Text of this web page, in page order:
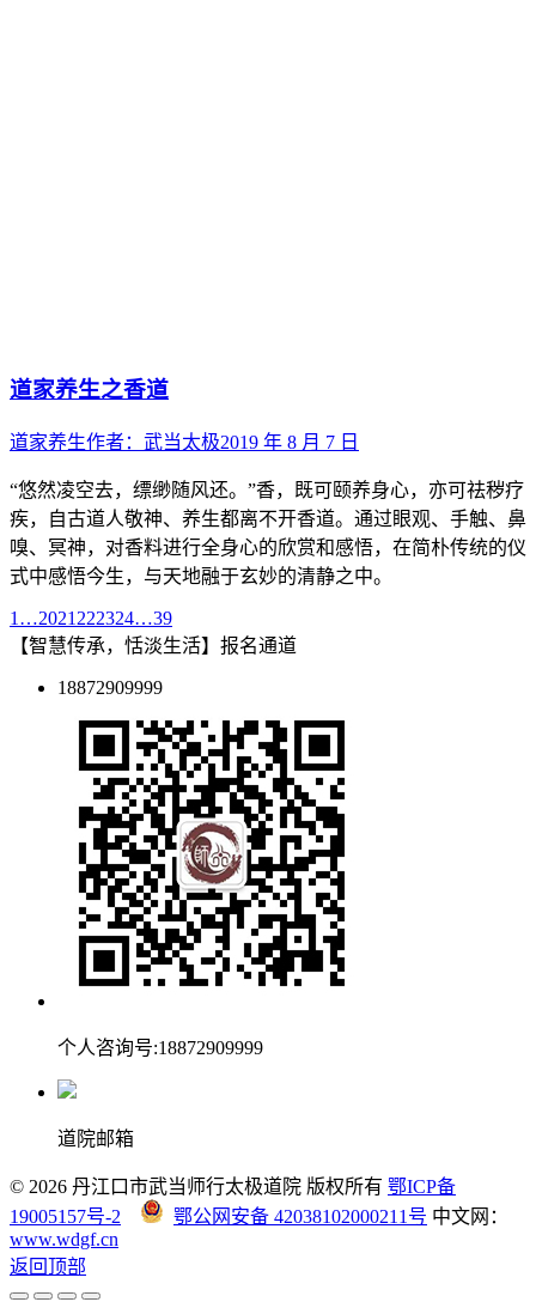
道家养生之香道
道家养生作者： 武当太极2019 年 8 月 7 日
“悠然凌空去，缥缈随风还。”香，既可颐养身心，亦可祛秽疗
疾，自古道人敬神、养生都离不开香道。通过眼观、手触、鼻
嗅、冥神，对香料进行全身心的欣赏和感悟，在简朴传统的仪
式中感悟今生，与天地融于玄妙的清静之中。
1 …2021 222324…39
【智慧传承，恬淡生活】报名通道
18872909999
个人咨询号:18872909999
道院邮箱
© 2026 丹江口市武当师行太极道院 版权所有 鄂ICP备
19005157号-2
鄂公网安备 42038102000211号 中文网：
www.wdgf.cn
返回顶部